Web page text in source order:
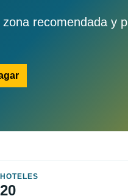
recomendada y
HOTELES
20